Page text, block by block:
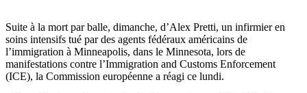
Suite à la mort par balle, dimanche, d’Alex Pretti, un infirmier en
soins intensifs tué par des agents fédéraux américains de
l’immigration à Minneapolis, dans le Minnesota, lors de
manifestations contre l’Immigration and Customs Enforcement
(ICE), la Commission européenne a réagi ce lundi.